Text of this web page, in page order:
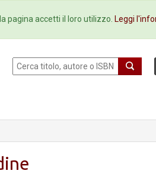
Ebookstore
pagina accetti il loro utilizzo. Leggi